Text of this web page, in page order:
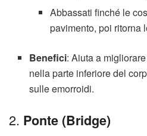
Abbassati finché le
pavimento, poi ritorna
Benefici: Aiuta a
nella parte inferiore del
sulle emorroidi.
2. Ponte (Bridge)